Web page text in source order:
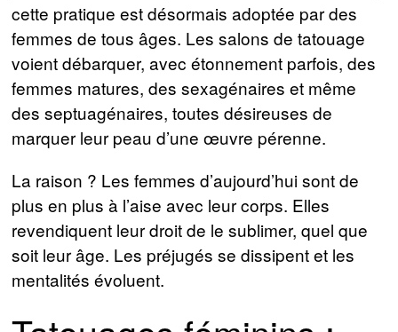
cette pratique est désormais adoptée par des
femmes de tous âges. Les salons de tatouage
voient débarquer, avec étonnement parfois, des
femmes matures, des sexagénaires et même
des septuagénaires, toutes désireuses de
marquer leur peau d’une œuvre pérenne.
La raison ? Les femmes d’aujourd’hui sont de
plus en plus à l’aise avec leur corps. Elles
revendiquent leur droit de le sublimer, quel que
soit leur âge. Les préjugés se dissipent et les
mentalités évoluent.